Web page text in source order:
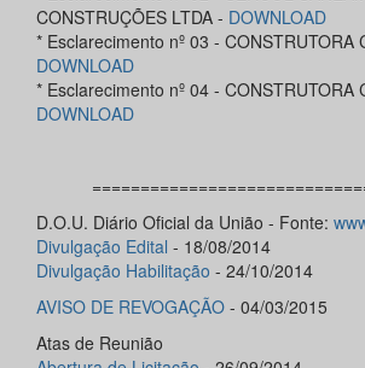
CONSTRUÇÕES LTDA - DOWNLOAD
* Esclarecimento nº 03 - CONSTRUTORA
DOWNLOAD
* Esclarecimento nº 04 - CONSTRUTORA
DOWNLOAD
D.O.U. Diário Oficial da União - Fonte:
Divulgação Edital - 18/08/2014
Divulgação Habilitação - 24/10/2014
AVISO DE REVOGAÇÃO - 04/03/2015
Atas de Reunião